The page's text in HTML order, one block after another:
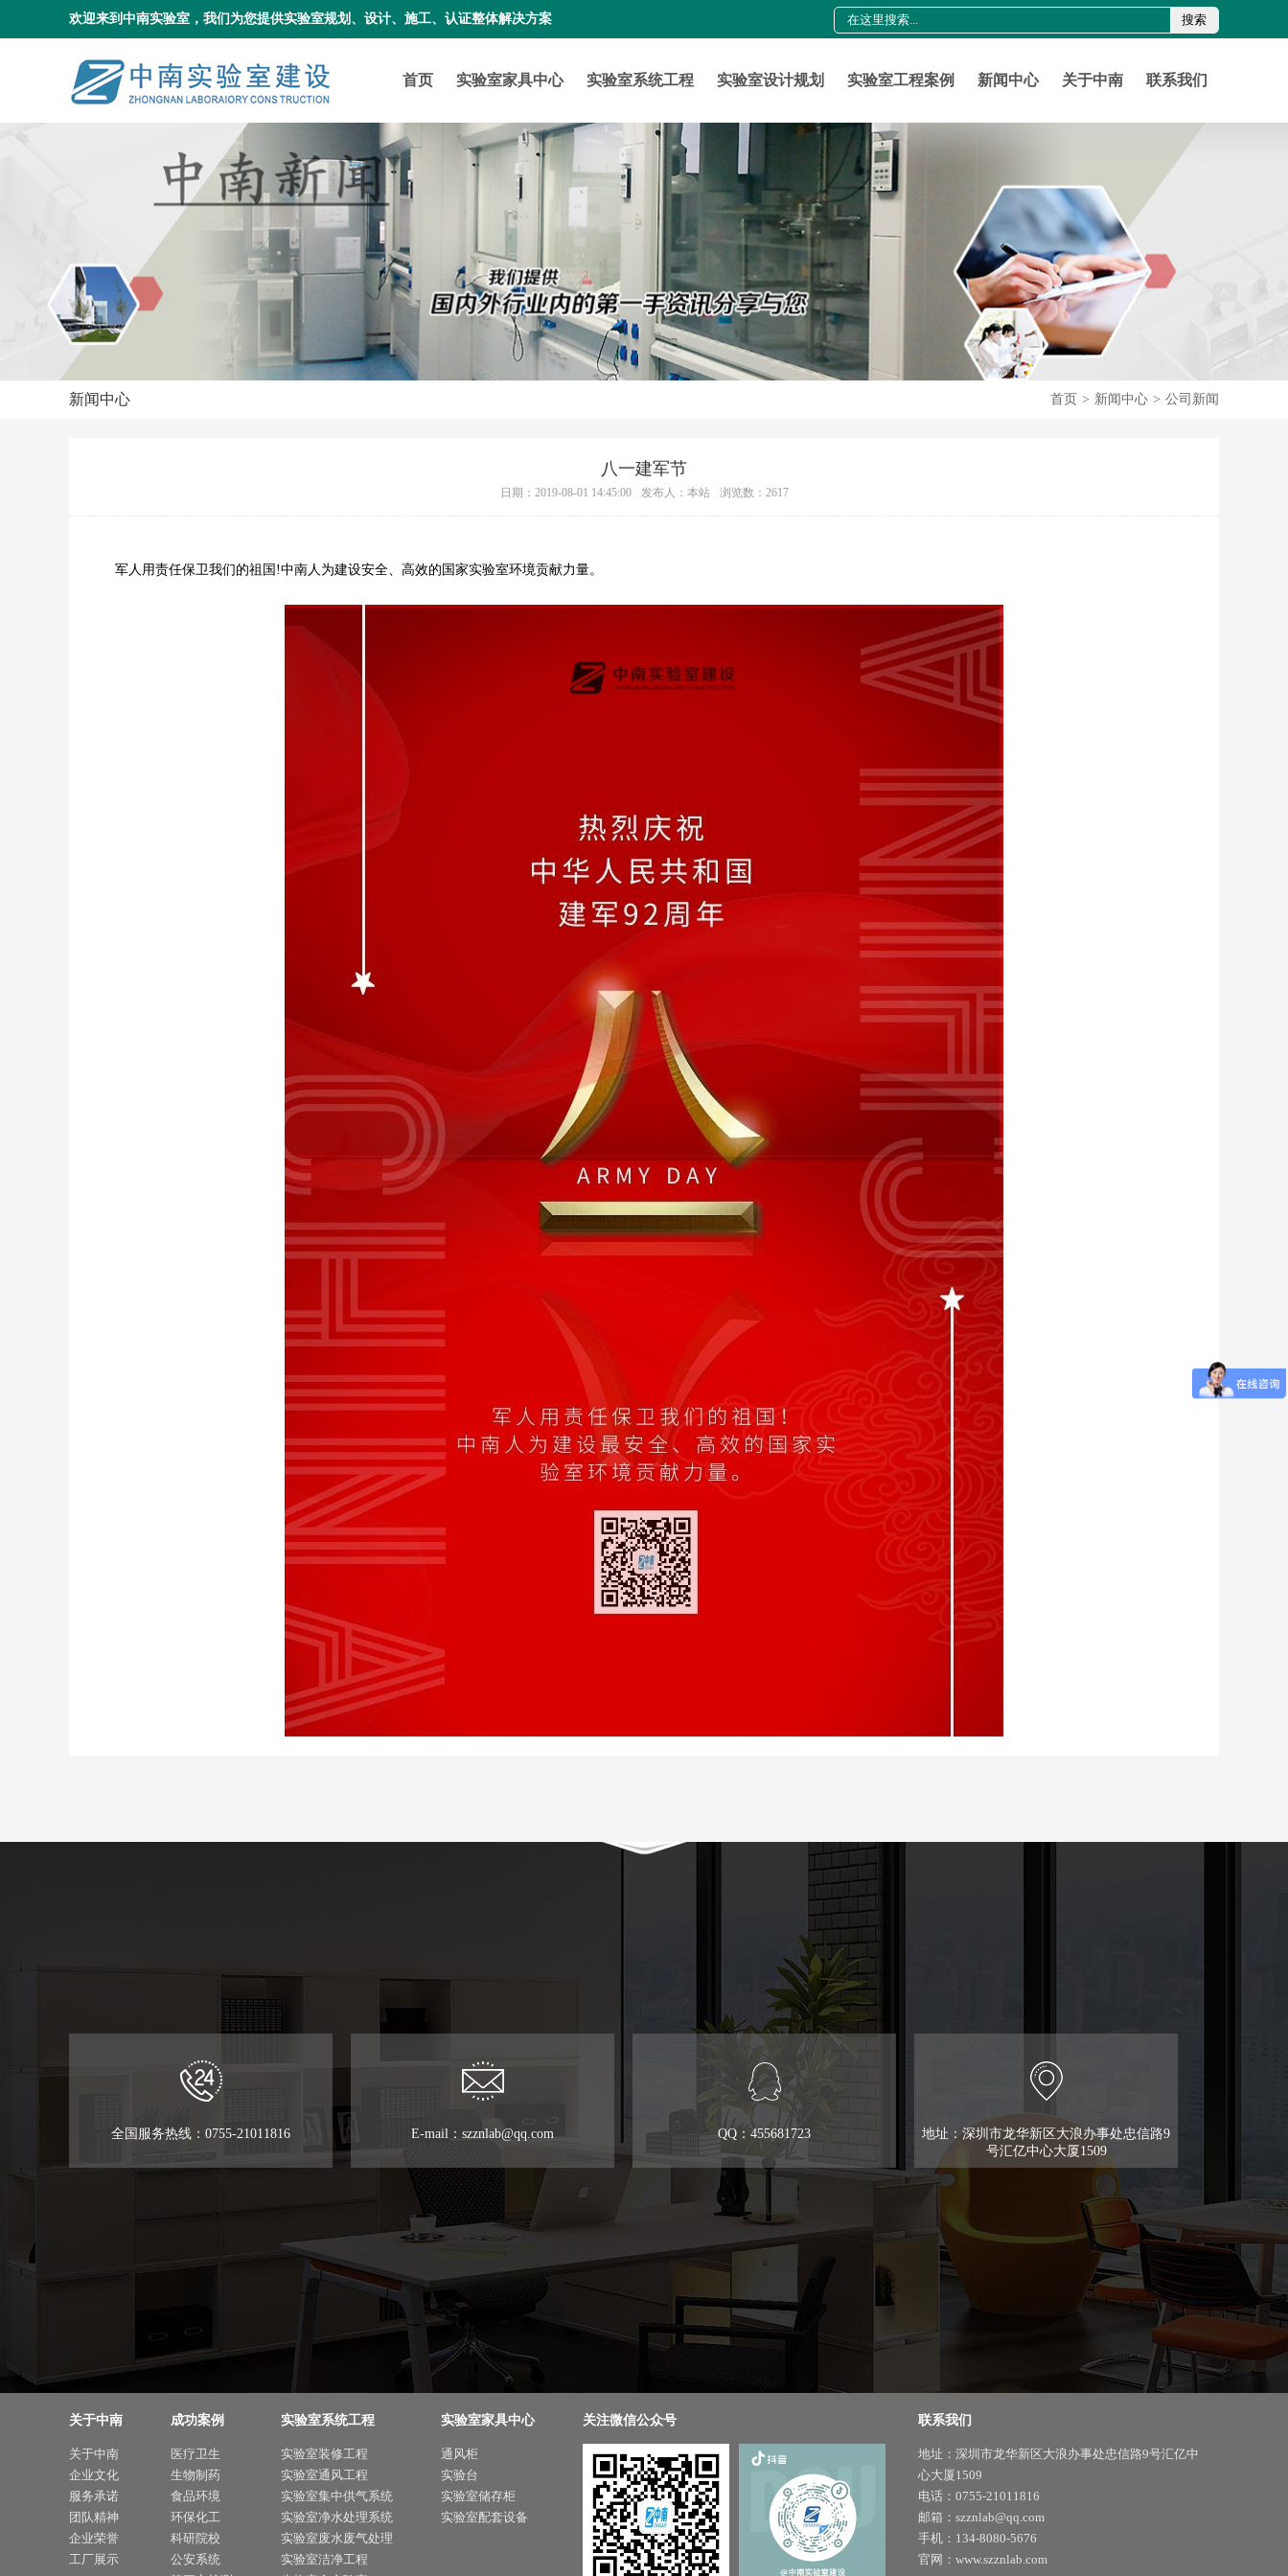
欢迎来到中南实验室，我们为您提供实验室规划、设计、施工、认证整体解决方案 搜索
首页 实验室家具中心 实验室系统工程 实验室设计规划 实验室工程案例 新闻中心 关于中南 联系我们
新闻中心 首页 > 新闻中心 > 公司新闻
八一建军节
日期：2019-08-01 14:45:00 发布人：本站 浏览数：2617
军人用责任保卫我们的祖国!中南人为建设安全、高效的国家实验室环境贡献力量。
全国服务热线：0755-21011816 E-mail：szznlab@qq.com QQ：455681723
地址：深圳市龙华新区大浪办事处忠信路9
号汇亿中心大厦1509
关于中南
关于中南
企业文化
服务承诺
团队精神
企业荣誉
工厂展示
成功案例
医疗卫生
生物制药
食品环境
环保化工
科研院校
公安系统
实验室系统工程
实验室装修工程
实验室通风工程
实验室集中供气系统
实验室净水处理系统
实验室废水废气处理
实验室洁净工程
实验室家具中心
通风柜
实验台
实验室储存柜
实验室配套设备
关注微信公众号 联系我们
地址：深圳市龙华新区大浪办事处忠信路9号汇亿中
心大厦1509
电话：0755-21011816
邮箱：szznlab@qq.com
手机：134-8080-5676
官网：www.szznlab.com